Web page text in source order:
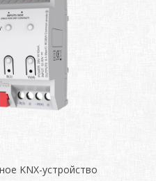
KNX-устройство